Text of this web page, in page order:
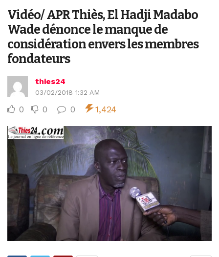
Vidéo/ APR Thiès, El Hadji Madabo
Wade dénonce le manque de
considération envers les membres
fondateurs
thies24
03/02/2018 1:32 AM
0 0 0 1,424